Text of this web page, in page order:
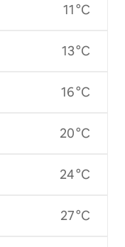
11 °C
13 °C
16 °C
20 °C
24 °C
27 °C